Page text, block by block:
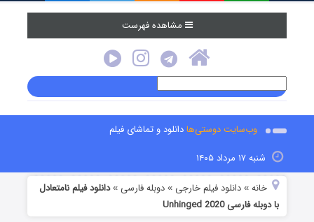
مشاهده فهرست
وب‌سایت دوستی‌هادانلود و تماشای فیلم
شنبه ۱۷ مرداد ۱۴۰۵
خانه »دانلود فیلم خارجی »دوبله فارسی »دانلود فیلم نامتعادل
با دوبله فارسی Unhinged 2020